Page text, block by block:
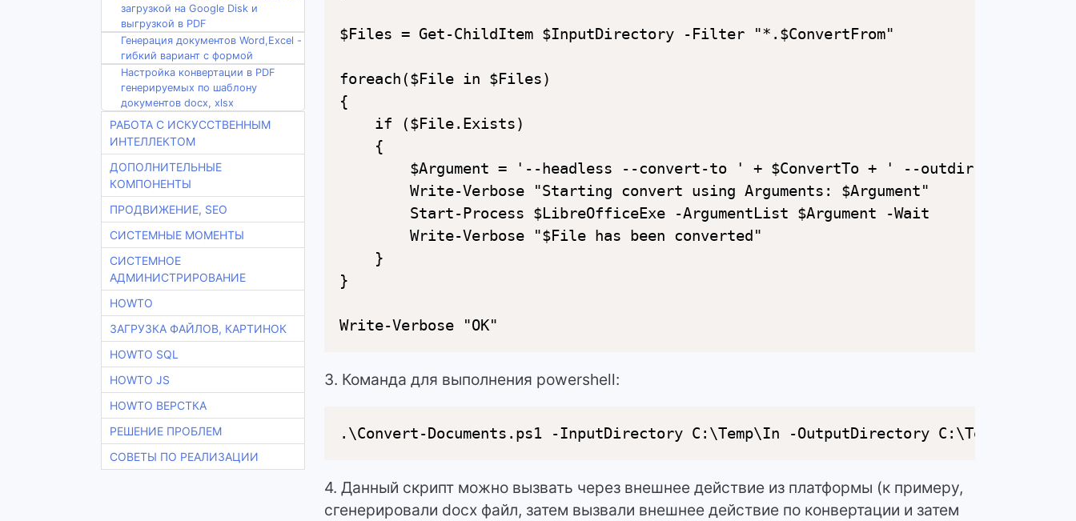
загрузкой на Google Disk и
выгрузкой в PDF
Генерация документов Word,Excel -
гибкий вариант с формой
Настройка конвертации в PDF
генерируемых по шаблону
документов docx, xlsx
РАБОТА С ИСКУССТВЕННЫМ
ИНТЕЛЛЕКТОМ
ДОПОЛНИТЕЛЬНЫЕ
КОМПОНЕНТЫ
ПРОДВИЖЕНИЕ, SEO
СИСТЕМНЫЕ МОМЕНТЫ
СИСТЕМНОЕ
АДМИНИСТРИРОВАНИЕ
HOWTO
ЗАГРУЗКА ФАЙЛОВ, КАРТИНОК
HOWTO SQL
HOWTO JS
HOWTO ВЕРСТКА
РЕШЕНИЕ ПРОБЛЕМ
СОВЕТЫ ПО РЕАЛИЗАЦИИ
$Files = Get-ChildItem $InputDirectory -Filter "*.$ConvertFrom"
foreach($File in $Files)
{
    if ($File.Exists)
    {
$Argument = '--headless --convert-to ' + $ConvertTo + ' --outdir "' +
        Write-Verbose "Starting convert using Arguments: $Argument"
        Start-Process $LibreOfficeExe -ArgumentList $Argument -Wait
        Write-Verbose "$File has been converted"
    }
}
3. Команда для выполнения powershell:
.\Convert-Documents.ps1 -InputDirectory C:\Temp\In -OutputDirectory C:\Temp\Out
4. Данный скрипт можно вызвать через внешнее действие из платформы (к примеру,
сгенерировали docx файл, затем вызвали внешнее действие по конвертации и затем